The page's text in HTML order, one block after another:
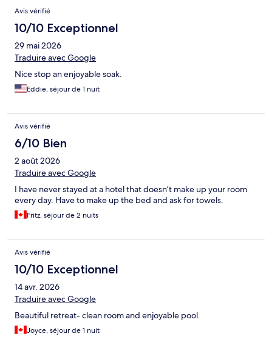
Avis vérifié
10/10 Exceptionnel
29 mai 2026
Traduire avec Google
Nice stop an enjoyable soak.
Eddie, séjour de 1 nuit
Avis vérifié
6/10 Bien
2 août 2026
Traduire avec Google
I have never stayed at a hotel that doesn’t make up your room
every day. Have to make up the bed and ask for towels.
Fritz, séjour de 2 nuits
Avis vérifié
10/10 Exceptionnel
14 avr. 2026
Traduire avec Google
Beautiful retreat- clean room and enjoyable pool.
Joyce, séjour de 1 nuit